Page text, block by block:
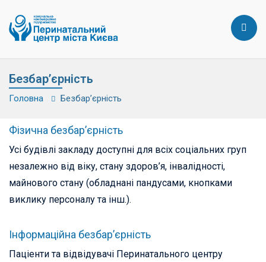
Безбар’єрність
Головна Безбар’єрність
Фізична безбар’єрність
Усі будівлі закладу доступні для всіх соціальних груп
незалежно від віку, стану здоров’я, інвалідності,
майнового стану (обладнані пандусами, кнопками
виклику персоналу та інш.).
Інформаційна безбар’єрність
Паціенти та відвідувачі Перинатального центру